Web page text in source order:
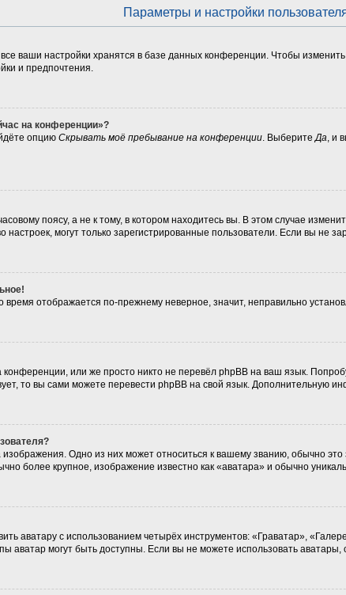
Параметры и настройки
ваши настройки хранятся в базе данных конференции. Чтобы
и предпочтения.
на конференции»?
опцию Скрывать моё пребывание на конференции. ВыберитеДа, и
поясу, а не к тому, в котором находитесь вы. В этом случае
настроек, могут только зарегистрированные пользователи. Если вы не
время отображается по-прежнему неверное, значит, неправильно
или же просто никто не перевёл phpBB на ваш язык.
то вы сами можете перевести phpBB на свой язык. Дополнительную
Одно из них может относиться к вашему званию, обычно
более крупное, изображение известно как «аватара» и обычно
аватару с использованием четырёх инструментов: «Граватар»,
аватар могут быть доступны. Если вы не можете использовать